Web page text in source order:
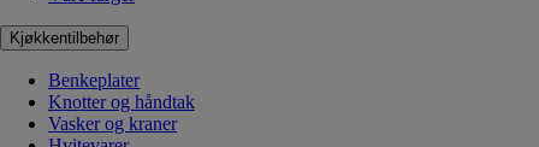
Kjøkkentilbehør
Benkeplater
Knotter og håndtak
Vasker og kraner